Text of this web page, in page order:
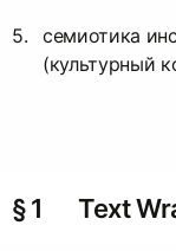
семиотика
(культурный
§ 1 Text